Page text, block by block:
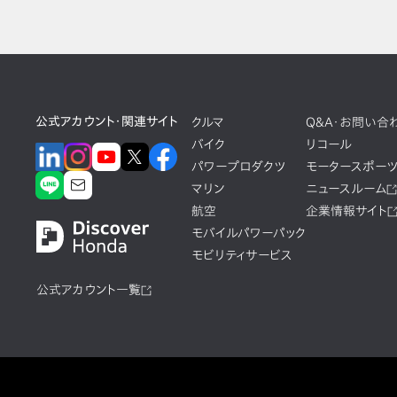
公式アカウント・関連サイト
公式アカウント一覧
クルマ
バイク
パワープロダクツ
マリン
航空
モバイルパワーパック
モビリティサービス
Q&A・お問い合
リコール
モータースポーツ
ニュースルーム
企業情報サイト